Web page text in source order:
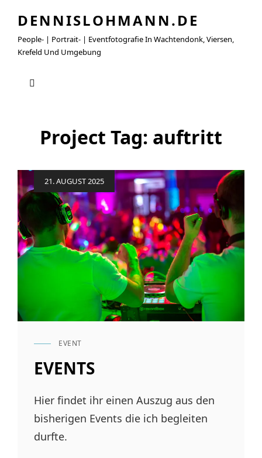
DENNISLOHMANN.DE
People- | Portrait- | Eventfotografie In Wachtendonk, Viersen,
Krefeld Und Umgebung
Project Tag: auftritt
Posted
on
21. AUGUST 2025
CAT
EVENT
EVENTS
Hier findet ihr einen Auszug aus den
bisherigen Events die ich begleiten
durfte.